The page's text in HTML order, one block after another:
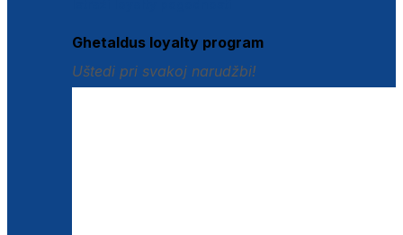
Ghetaldus loyalty program
Uštedi pri svakoj narudžbi!